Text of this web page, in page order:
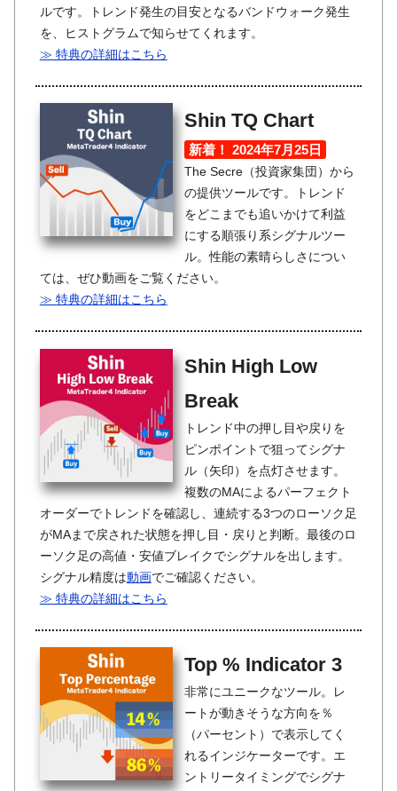
ルです。トレンド発生の目安となるバンドウォーク発生
を、ヒストグラムで知らせてくれます。
≫ 特典の詳細はこちら
Shin TQ Chart
新着！ 2024年7月25日
The Secre（投資家集団）から
の提供ツールです。トレンド
をどこまでも追いかけて利益
にする順張り系シグナルツー
ル。性能の素晴らしさについ
ては、ぜひ動画をご覧ください。
≫ 特典の詳細はこちら
Shin High Low
Break
トレンド中の押し目や戻りを
ピンポイントで狙ってシグナ
ル（矢印）を点灯させます。
複数のMAによるパーフェクト
オーダーでトレンドを確認し、連続する3つのローソク足
がMAまで戻された状態を押し目・戻りと判断。最後のロ
ーソク足の高値・安値ブレイクでシグナルを出します。
シグナル精度は動画でご確認ください。
≫ 特典の詳細はこちら
Top % Indicator 3
非常にユニークなツール。レ
ートが動きそうな方向を％
（パーセント）で表示してく
れるインジケーターです。エ
ントリータイミングでシグナ